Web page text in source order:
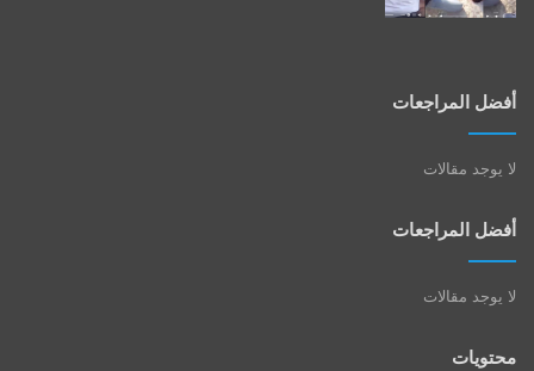
أفضل المراجعات
لا يوجد مقالات
أفضل المراجعات
لا يوجد مقالات
محتويات